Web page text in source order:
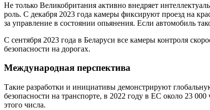
Не только Великобритания активно внедряет
роль. С декабря 2023 года камеры фиксируют проезд на
за управление в состоянии опьянения. Если автомобиль
С сентября 2023 года в Беларуси все камеры контроля
безопасности на дорогах.
Международная перспектива
Такие разработки и инициативы демонстрируют
безопасности на транспорте, в 2022 году в ЕС около 23
этого числа.